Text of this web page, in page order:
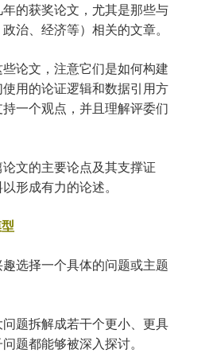
的获奖论文，尤其是那些与
治、经济等）相关的文章。
论文，注意它们是如何构建
用的论证逻辑和数据引用方
一个观点，并且理解评委们
文的主要论点及其支撑证
形成有力的论述。
选择一个具体的问题或主题
题拆解成若干个更小、更具
题都能够被深入探讨。